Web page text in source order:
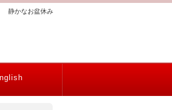
静かなお盆休み